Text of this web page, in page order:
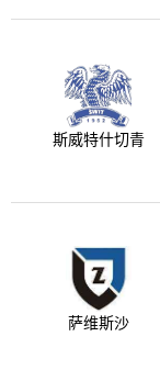
斯威特什切青
萨维斯沙